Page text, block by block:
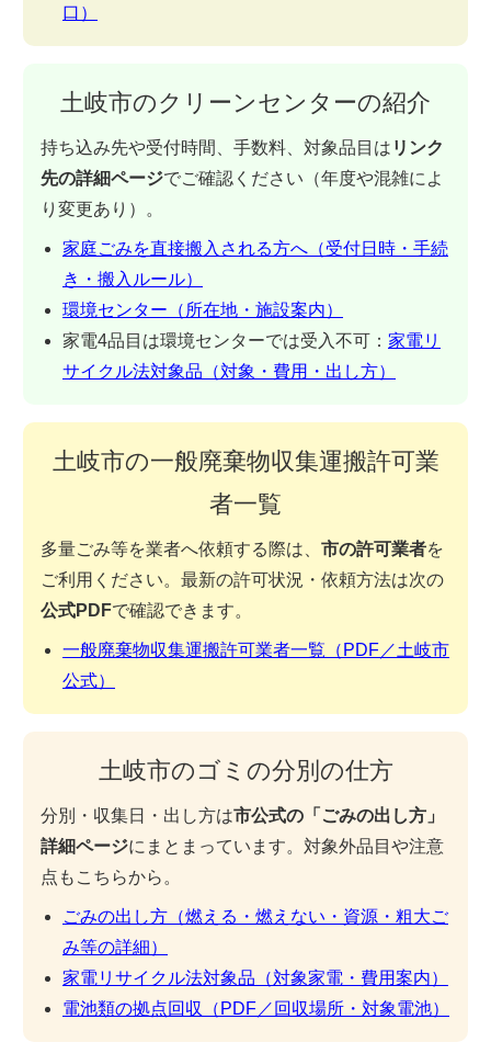
口）
土岐市のクリーンセンターの紹介
持ち込み先や受付時間、手数料、対象品目は リンク
先の詳細ページでご確認ください（年度や混雑によ
り変更あり）。
家庭ごみを直接搬入される方へ（受付日時・手続
き・搬入ルール）
環境センター（所在地・施設案内）
家電4品目は環境センターでは受入不可： 家電リ
サイクル法対象品（対象・費用・出し方）
土岐市の一般廃棄物収集運搬許可業
者一覧
多量ごみ等を業者へ依頼する際は、 市の許可業者を
ご利用ください。最新の許可状況・依頼方法は次の
公式PDFで確認できます。
一般廃棄物収集運搬許可業者一覧（PDF／土岐市
公式）
土岐市のゴミの分別の仕方
分別・収集日・出し方は市公式の「ごみの出し方」
詳細ページにまとまっています。対象外品目や注意
点もこちらから。
ごみの出し方（燃える・燃えない・資源・粗大ご
み等の詳細）
家電リサイクル法対象品（対象家電・費用案内）
電池類の拠点回収（PDF／回収場所・対象電池）